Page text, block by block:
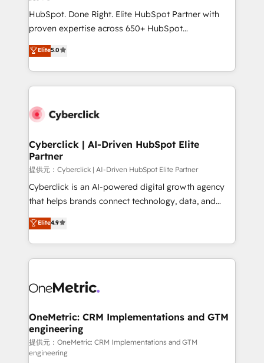
architecture, AI enablement, and strategic marketing,
delivered through our proprietary FLAIR framework
Partner and ISO 27001:2022 certified consultancy,
we blend strategy, creativity, and technology to help
HubSpot. Done Right. Elite HubSpot Partner with
proven expertise across 650+ HubSpot
implementations. With 12+ years of HubSpot
experience, we help you use the HubSpot platform
to its fullest capacity, improve your current HubSpot
website, or build your new one.
Elite5.0
Cyberclick | AI-Driven HubSpot Elite
Partner
提供元：Cyberclick | AI-Driven HubSpot Elite Partner
Cyberclick is an AI-powered digital growth agency
that helps brands connect technology, data, and
creativity to achieve measurable results. Founded in
Barcelona and operating across Spain, LATAM, and
the UK, we support global companies in building
smarter marketing, sales, and customer success
Iberia (Spain & Portugal), we combine human insight
growth. Our multidisciplinary team designs solutions
that simplify complexity, boost performance, and
turn innovation into real impact. 🌍 Highlights •
HubSpot Partner since 2012 • 2022 EMEA Impact
Elite4.9
OneMetric: CRM Implementations and GTM
engineering
提供元：OneMetric: CRM Implementations and GTM
engineering